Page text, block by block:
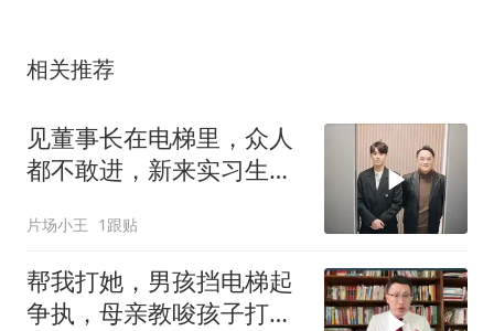
相关推荐
见董事长在电梯里，众人
都不敢进，新来实习生却
片场小王 1跟贴
帮我打她，男孩挡电梯起
争执，母亲教唆孩子打